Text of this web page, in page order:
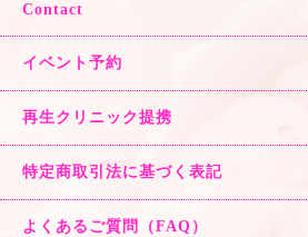
Contact
イベント予約
再生クリニック提携
特定商取引法に基づく表記
よくあるご質問（FAQ）